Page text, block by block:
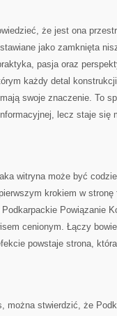
że jest ona
jako zamknięta
pasja oraz
każdy detal
swoje znaczenie. To
lecz staje się
witryna może być
krokiem w
Powiązanie
cenionym. Łączy
powstaje strona,
można stwierdzić, że